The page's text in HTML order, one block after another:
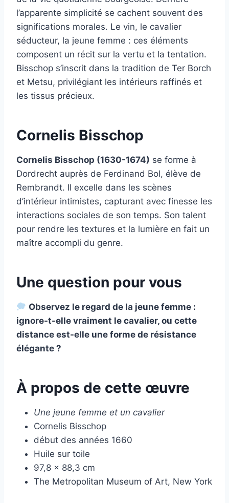
l’apparente simplicité se cachent souvent des
significations morales. Le vin, le cavalier
séducteur, la jeune femme : ces éléments
composent un récit sur la vertu et la tentation.
Bisschop s’inscrit dans la tradition de Ter Borch
et Metsu, privilégiant les intérieurs raffinés et
les tissus précieux.
Cornelis Bisschop
Cornelis Bisschop (1630-1674) se forme à
Dordrecht auprès de Ferdinand Bol, élève de
Rembrandt. Il excelle dans les scènes
d’intérieur intimistes, capturant avec finesse les
interactions sociales de son temps. Son talent
pour rendre les textures et la lumière en fait un
maître accompli du genre.
Une question pour vous
Observez le regard de la jeune femme :
ignore-t-elle vraiment le cavalier, ou cette
distance est-elle une forme de résistance
élégante ?
À propos de cette œuvre
Une jeune femme et un cavalier
Cornelis Bisschop
début des années 1660
Huile sur toile
97,8 × 88,3 cm
The Metropolitan Museum of Art, New York